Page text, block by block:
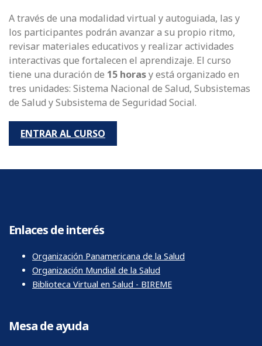
A través de una modalidad virtual y autoguiada, las y
los participantes podrán avanzar a su propio ritmo,
revisar materiales educativos y realizar actividades
interactivas que fortalecen el aprendizaje. El curso
tiene una duración de 15 horasy está organizado en
tres unidades: Sistema Nacional de Salud, Subsistemas
de Salud y Subsistema de Seguridad Social.
ENTRAR AL CURSO
Enlaces de interés
Organización Panamericana de la Salud
Organización Mundial de la Salud
Biblioteca Virtual en Salud - BIREME
Mesa de ayuda